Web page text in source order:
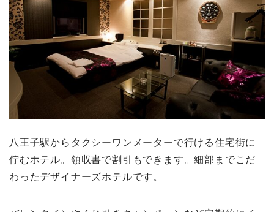
八王子駅からタクシーワンメーターで行ける住宅街に
佇むホテル。領収書で割引もできます。細部までこだ
わったデザイナーズホテルです。